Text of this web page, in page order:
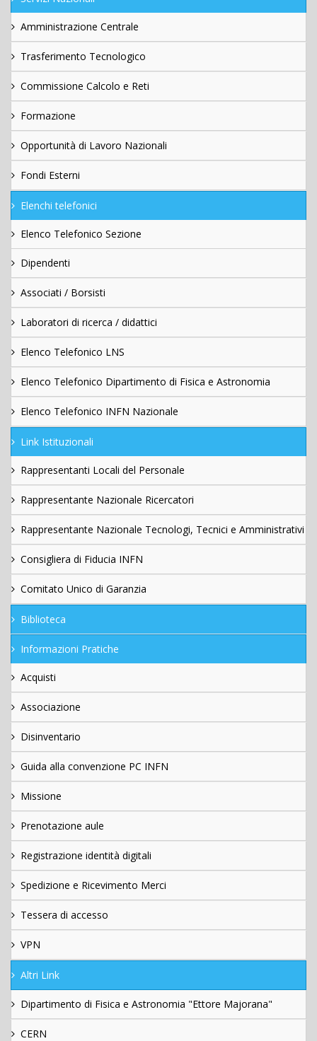
Amministrazione Centrale
Trasferimento Tecnologico
Commissione Calcolo e Reti
Formazione
Opportunità di Lavoro Nazionali
Fondi Esterni
Elenchi telefonici
Elenco Telefonico Sezione
Dipendenti
Associati / Borsisti
Laboratori di ricerca / didattici
Elenco Telefonico LNS
Elenco Telefonico Dipartimento di Fisica e Astronomia
Elenco Telefonico INFN Nazionale
Link Istituzionali
Rappresentanti Locali del Personale
Rappresentante Nazionale Ricercatori
Rappresentante Nazionale Tecnologi, Tecnici e Amministrativi
Consigliera di Fiducia INFN
Comitato Unico di Garanzia
Biblioteca
Informazioni Pratiche
Acquisti
Associazione
Disinventario
Guida alla convenzione PC INFN
Missione
Prenotazione aule
Registrazione identità digitali
Spedizione e Ricevimento Merci
Tessera di accesso
VPN
Altri Link
Dipartimento di Fisica e Astronomia "Ettore Majorana"
CERN